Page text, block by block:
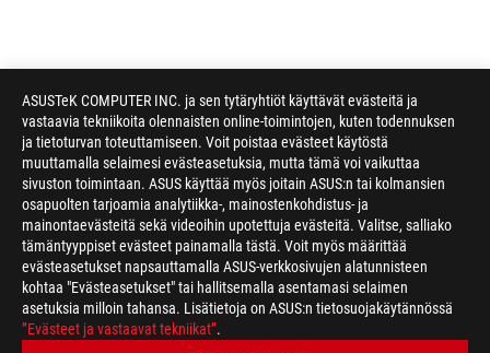
ASUSTeK COMPUTER INC. ja sen tytäryhtiöt käyttävät evästeitä ja
vastaavia tekniikoita olennaisten online-toimintojen, kuten todennuksen
ja tietoturvan toteuttamiseen. Voit poistaa evästeet käytöstä
muuttamalla selaimesi evästeasetuksia, mutta tämä voi vaikuttaa
sivuston toimintaan. ASUS käyttää myös joitain ASUS:n tai kolmansien
osapuolten tarjoamia analytiikka-, mainostenkohdistus- ja
mainontaevästeitä sekä videoihin upotettuja evästeitä. Valitse, salliako
tämäntyyppiset evästeet painamalla tästä. Voit myös määrittää
evästeasetukset napsauttamalla ASUS-verkkosivujen alatunnisteen
kohtaa "Evästeasetukset" tai hallitsemalla asentamasi selaimen
asetuksia milloin tahansa. Lisätietoja on ASUS:n tietosuojakäytännössä
”Evästeet ja vastaavat tekniikat”.
Disclaimer
Products certified by the Federal Communications
Canada. Please visit the ASUS USA and ASUS Canada
All specifications are subject to change without notice.
available in all markets.
Specifications and features vary by model, and all images